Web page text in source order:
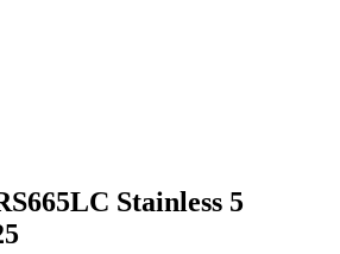
Stainless 5